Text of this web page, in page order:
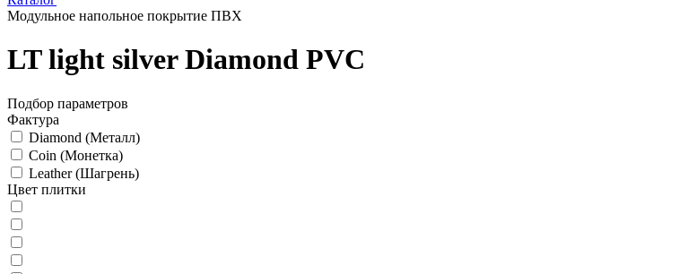
Модульное напольное покрытие ПВХ
LT light silver Diamond PVC
Подбор параметров
Фактура
Diamond (Металл)
Coin (Монетка)
Leather (Шагрень)
Цвет плитки